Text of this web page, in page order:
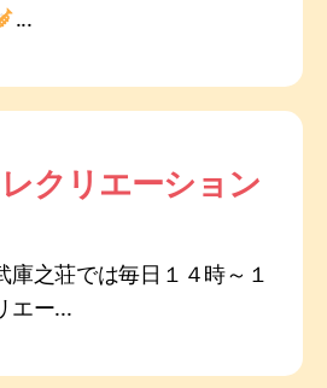
...
クリエーション
庫之荘では毎日１４時～１
エー...